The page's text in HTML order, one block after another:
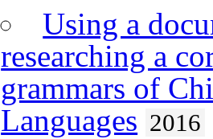
Using a
researching a
grammars of
Languages 2016